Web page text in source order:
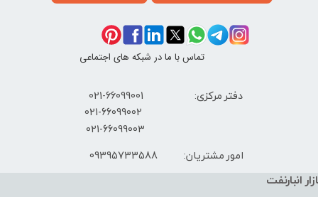
انبارنفت
دفتر مرکزی: 66099001-021
امور مشتریان:
​021-66099002
تماس با ما در شبکه های اجتماعی